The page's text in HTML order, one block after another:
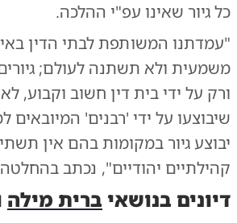
כל גיור שאינו עפ"י ההלכה.
"עמדתנו המשותפת לבתי הדין
משמעית ולא תשתנה לעולם;
ורק על ידי בית דין חשוב וקבוע, לא
שיבוצעו על ידי 'רבנים' המיובאים
יבוצע גיור במקומות בהם אין
קהילתיים יהודיים", נכתב
דיונים בנושאי ברית מילה